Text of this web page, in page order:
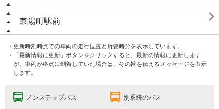
東陽町駅前 
・更新時刻時点での車両の走行位置と所要時分を表示しています。
・「最新情報に更新」ボタンをクリックすると、最新の情報に更新します
が、車両が終点に到着していた場合は、その旨を伝えるメッセージを表示
します。
ノンステップバス 別系統のバス